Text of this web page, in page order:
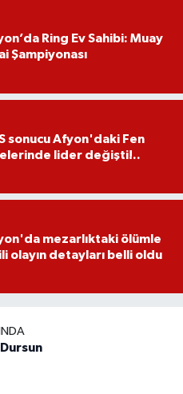
Ring Ev Sahibi: Muay
Şampiyonası
sonucu Afyon'daki Fen
lider değişti!..
mezarlıktaki ölümle
olayın detayları belli oldu